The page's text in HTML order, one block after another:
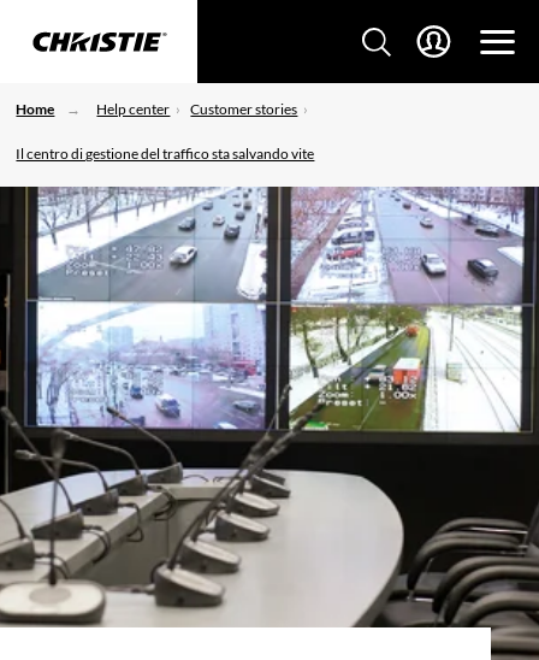
Home Help center Customer stories
Il centro di gestione del traffico sta salvando vite